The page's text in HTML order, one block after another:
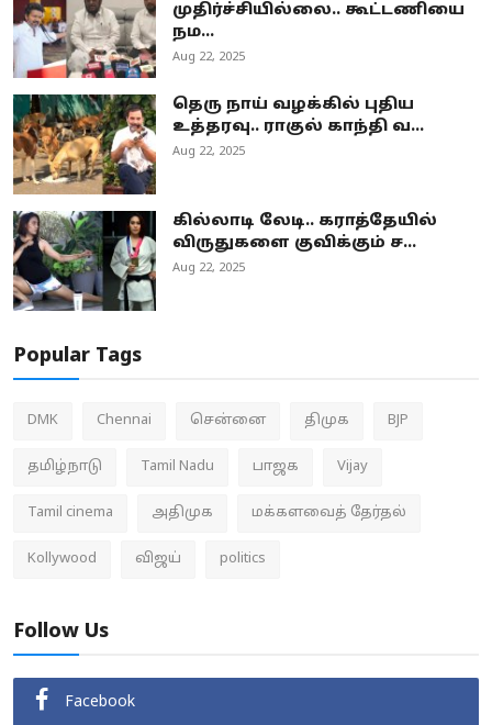
முதிர்ச்சியில்லை.. கூட்டணியை
நம...
Aug 22, 2025
தெரு நாய் வழக்கில் புதிய
உத்தரவு.. ராகுல் காந்தி வ...
Aug 22, 2025
கில்லாடி லேடி.. கராத்தேயில்
விருதுகளை குவிக்கும் ச...
Aug 22, 2025
Popular Tags
DMK Chennai சென்னை திமுக BJP
தமிழ்நாடு Tamil Nadu பாஜக Vijay
Tamil cinema அதிமுக மக்களவைத் தேர்தல்
Kollywood விஜய் politics
Follow Us
Facebook